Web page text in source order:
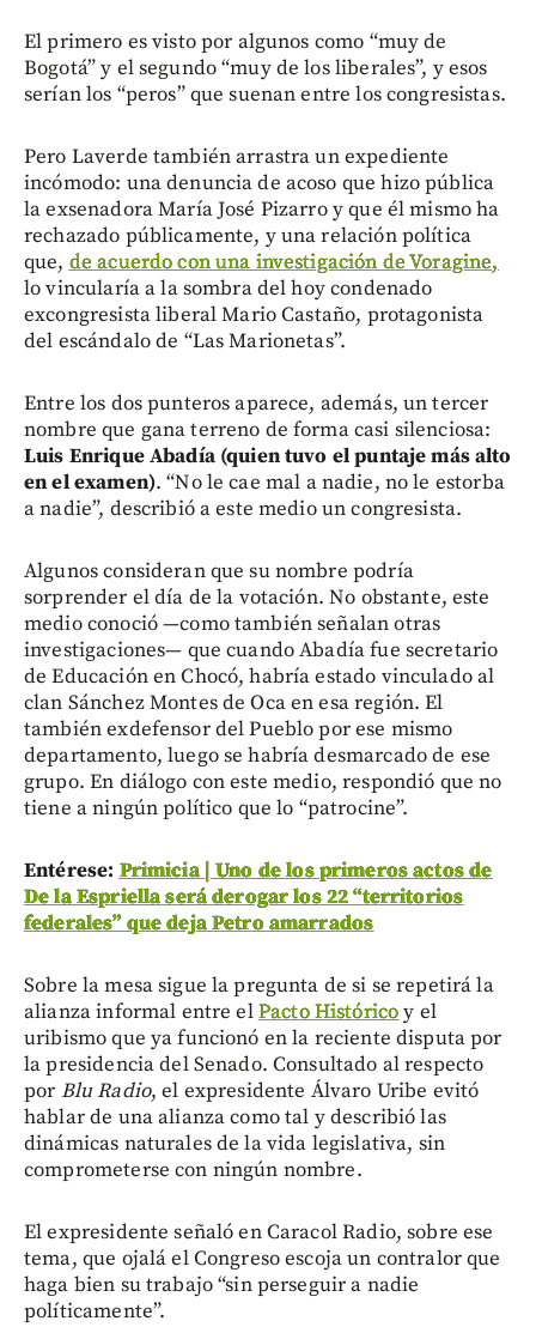
El primero es visto por algunos como “muy de
Bogotá” y el segundo “muy de los liberales”, y esos
serían los “peros” que suenan entre los congresistas.
Pero Laverde también arrastra un expediente
incómodo: una denuncia de acoso que hizo pública
la exsenadora María José Pizarro y que él mismo ha
rechazado públicamente, y una relación política
que, de acuerdo con una investigación de Voragine,
lo vincularía a la sombra del hoy condenado
excongresista liberal Mario Castaño, protagonista
del escándalo de “Las Marionetas”.
Entre los dos punteros aparece, además, un tercer
nombre que gana terreno de forma casi silenciosa:
Luis Enrique Abadía (quien tuvo el puntaje más alto
en el examen). “No le cae mal a nadie, no le estorba
a nadie”, describió a este medio un congresista.
Algunos consideran que su nombre podría
sorprender el día de la votación. No obstante, este
medio conoció —como también señalan otras
investigaciones— que cuando Abadía fue secretario
de Educación en Chocó, habría estado vinculado al
clan Sánchez Montes de Oca en esa región. El
también exdefensor del Pueblo por ese mismo
departamento, luego se habría desmarcado de ese
grupo. En diálogo con este medio, respondió que no
tiene a ningún político que lo “patrocine”.
Entérese: Primicia | Uno de los primeros actos de
De la Espriella será derogar los 22 “territorios
federales” que deja Petro amarrados
Sobre la mesa sigue la pregunta de si se repetirá la
alianza informal entre elPacto Históricoy el
uribismo que ya funcionó en la reciente disputa por
la presidencia del Senado. Consultado al respecto
por Blu Radio, el expresidente Álvaro Uribe evitó
hablar de una alianza como tal y describió las
dinámicas naturales de la vida legislativa, sin
comprometerse con ningún nombre.
El expresidente señaló en Caracol Radio, sobre ese
tema, que ojalá el Congreso escoja un contralor que
haga bien su trabajo “sin perseguir a nadie
políticamente”.